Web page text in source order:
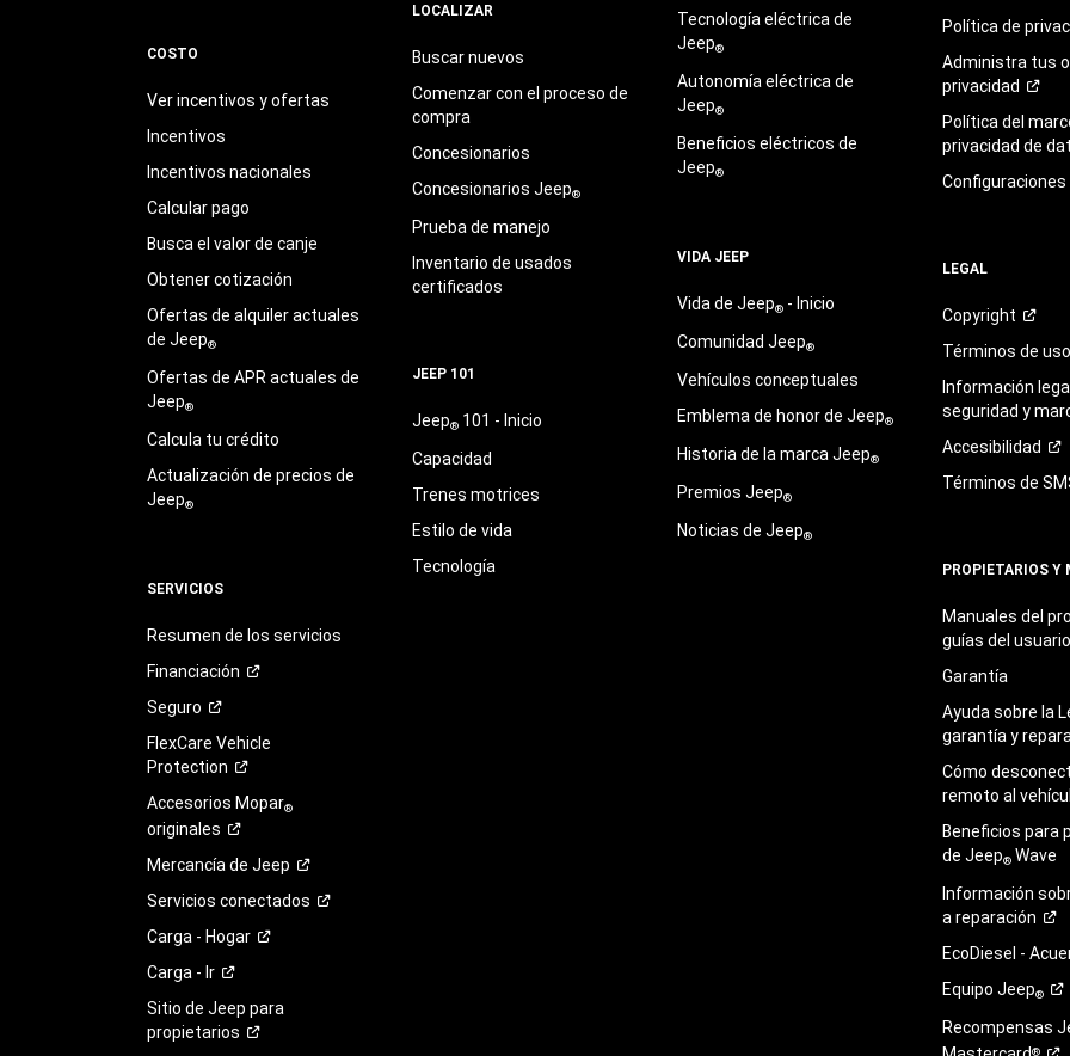
COSTO
Ver incentivos y ofertas
Incentivos
Incentivos nacionales
Calcular pago
Busca el valor de canje
Obtener cotización
Ofertas de alquiler actuales
de Jeep®
Ofertas de APR actuales de
Jeep®
Calcula tu crédito
Actualización de precios de
Jeep®
SERVICIOS
Resumen de los servicios
Financiación
Seguro
FlexCare Vehicle
Protection
Accesorios Mopar®
originales
Mercancía de Jeep
Servicios conectados
Carga - Hogar
Carga - Ir
Sitio de Jeep para
propietarios
LOCALIZAR
Buscar nuevos
Comenzar con el proceso de
compra
Concesionarios
Concesionarios Jeep®
Prueba de manejo
Inventario de usados
certificados
JEEP 101
Jeep®101 - Inicio
Capacidad
Trenes motrices
Estilo de vida
Tecnología
Tecnología eléctrica de
Jeep®
Autonomía eléctrica de
Jeep®
Beneficios eléctricos de
Jeep®
VIDA JEEP
Vida de Jeep®- Inicio
Comunidad Jeep®
Vehículos conceptuales
Emblema de honor de Jeep®
Historia de la marca Jeep®
Premios Jeep®
Noticias de Jeep®
Política de
Administra tus
privacidad
Política del
privacidad de
Configuraciones
LEGAL
Copyright
Términos deuso
Información
seguridad y
Accesibilidad
Términos de
PROPIETARIOS Y
Manuales del
guías delusuario
Garantía
Ayuda sobre la
garantía y
Cómo
remoto al
Beneficios para
de Jeep® Wave
Información
areparación
EcoDiesel -
Equipo Jeep®
Recompensas
®